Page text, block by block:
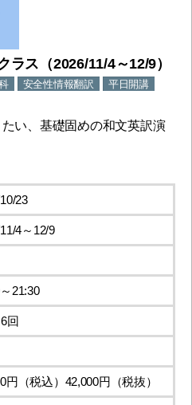
ラス（2026/11/4～12/9）
安全性情報翻訳
平日開講
い、基礎固めの和文英訳演
23
4～12/9
21:30
回
円（税込）42,000円（税抜）